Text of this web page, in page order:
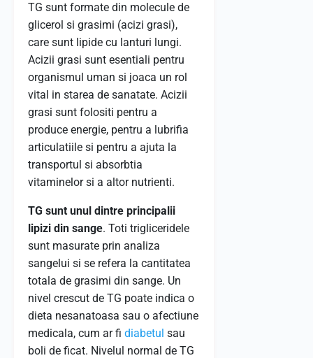
TG sunt formate din molecule de
glicerol si grasimi (acizi grasi),
care sunt lipide cu lanturi lungi.
Acizii grasi sunt esentiali pentru
organismul uman si joaca un rol
vital in starea de sanatate. Acizii
grasi sunt folositi pentru a
produce energie, pentru a lubrifia
articulatiile si pentru a ajuta la
transportul si absorbtia
vitaminelor si a altor nutrienti.
TG sunt unul dintre principalii
lipizi din sange. Toti trigliceridele
sunt masurate prin analiza
sangelui si se refera la cantitatea
totala de grasimi din sange. Un
nivel crescut de TG poate indica o
dieta nesanatoasa sau o afectiune
medicala, cum ar fi diabetul sau
boli de ficat. Nivelul normal de TG